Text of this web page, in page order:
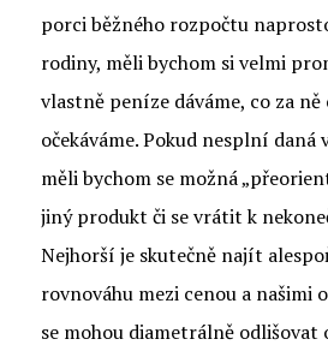
porci běžného rozpočtu
rodiny, měli bychom si velmi
vlastně peníze dáváme, co za ně
očekáváme. Pokud nesplní daná
měli bychom se možná
jiný produkt či se vrátit k
Nejhorší je skutečně najít
rovnováhu mezi cenou a našimi
se mohou diametrálně odlišovat